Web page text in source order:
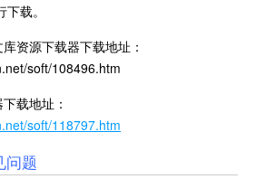
下载。
资源下载器下载地址：
soft/108496.htm
载地址：
soft/118797.htm
问题